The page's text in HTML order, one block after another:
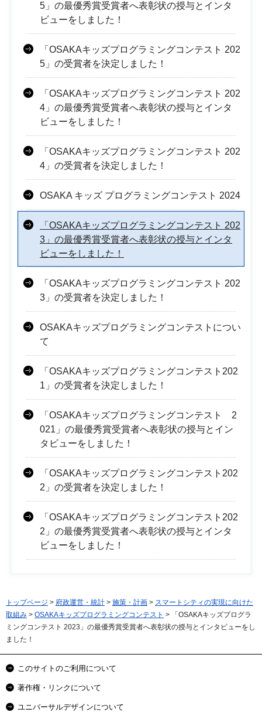
5」の最優秀賞受賞者へ表彰状の授与とインタ
ビューをしました！
「OSAKAキッズプログラミングコンテスト 202
5」の受賞者を決定しました！
「OSAKAキッズプログラミングコンテスト 202
4」の最優秀賞受賞者へ表彰状の授与とインタ
ビューをしました！
「OSAKAキッズプログラミングコンテスト 202
4」の受賞者を決定しました！
OSAKA キッズ プログラミングコンテスト 2024
「OSAKAキッズプログラミングコンテスト 202
3」の最優秀賞受賞者へ表彰状の授与とインタ
ビューをしました！
「OSAKAキッズプログラミングコンテスト 202
3」の受賞者を決定しました！
OSAKAキッズプログラミングコンテストについ
て
「OSAKAキッズプログラミングコンテスト202
1」の受賞者を決定しました！
「OSAKAキッズプログラミングコンテスト 2
021」の最優秀賞受賞者へ表彰状の授与とイン
タビューをしました！
「OSAKAキッズプログラミングコンテスト202
2」の受賞者を決定しました！
「OSAKAキッズプログラミングコンテスト202
2」の最優秀賞受賞者へ表彰状の授与とインタ
ビューをしました！
トップページ > 府政運営・統計 > 施策・計画 > スマートシティの実現に向けた
取組み > OSAKAキッズプログラミングコンテスト > 「OSAKAキッズプログラ
ミングコンテスト 2023」の最優秀賞受賞者へ表彰状の授与とインタビューをし
ました！
このサイトのご利用について
著作権・リンクについて
ユニバーサルデザインについて